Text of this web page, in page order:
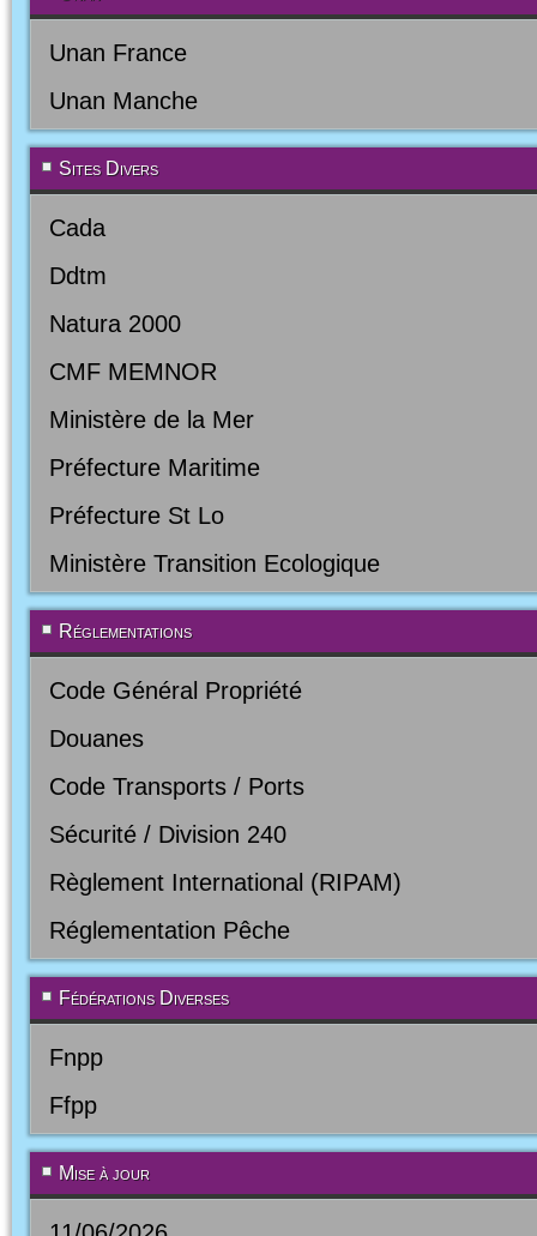
Unan France
Unan Manche
Sites Divers
Cada
Ddtm
Natura 2000
CMF MEMNOR
Ministère de la Mer
Préfecture Maritime
Préfecture St Lo
Ministère Transition Ecologique
Réglementations
Code Général Propriété
Douanes
Code Transports / Ports
Sécurité / Division 240
Règlement International (RIPAM)
Réglementation Pêche
Fédérations Diverses
Fnpp
Ffpp
Mise à jour